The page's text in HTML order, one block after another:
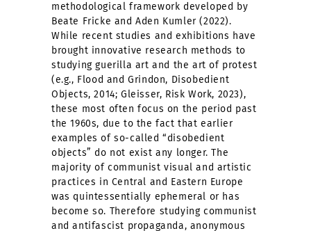
methodological framework developed by
Beate Fricke and Aden Kumler (2022).
While recent studies and exhibitions have
brought innovative research methods to
studying guerilla art and the art of protest
(e.g., Flood and Grindon, Disobedient
Objects, 2014; Gleisser, Risk Work, 2023),
these most often focus on the period past
the 1960s, due to the fact that earlier
examples of so-called “disobedient
objects” do not exist any longer. The
majority of communist visual and artistic
practices in Central and Eastern Europe
was quintessentially ephemeral or has
become so. Therefore studying communist
and antifascist propaganda, anonymous